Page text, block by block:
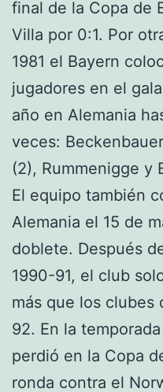
final de la Copa de
Villa por 0:1. Por
1981 el Bayern
jugadores en el
año en Alemania
veces:
(2), Rummenigge y
El equipo también
Alemania el 15 de
doblete. Después
1990-91, el club
más que los clubes
92. En la
perdió en la Copa
ronda contra el